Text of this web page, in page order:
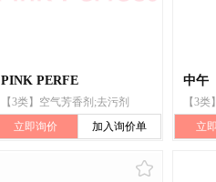
PINK PERFE
【3类】空气芳香剂;去污剂
立即询价
加入询价单
中午
立